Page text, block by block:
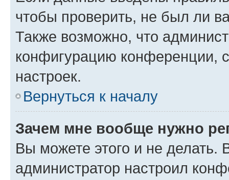
чтобы проверить, не был ли
Также возможно, что
конфигурацию конференции,
настроек.
Вернуться к началу
Зачем мне вообще нужно
Вы можете этого и не делать.
администратор настроил